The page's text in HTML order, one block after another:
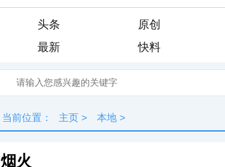
头条 原创
最新
快料
当前位置： 主页 > 本地 >
烟火